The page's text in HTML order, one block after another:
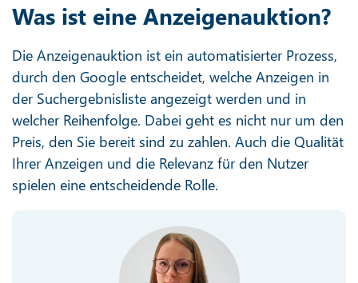
Was ist eine Anzeigenauktion?
Die Anzeigenauktion ist ein automatisierter Prozess,
durch den Google entscheidet, welche Anzeigen in
der Suchergebnisliste angezeigt werden und in
welcher Reihenfolge. Dabei geht es nicht nur um den
Preis, den Sie bereit sind zu zahlen. Auch die Qualität
Ihrer Anzeigen und die Relevanz für den Nutzer
spielen eine entscheidende Rolle.